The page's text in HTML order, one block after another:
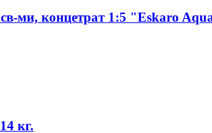
ми, концетрат 1:5 "Eskaro
кг.